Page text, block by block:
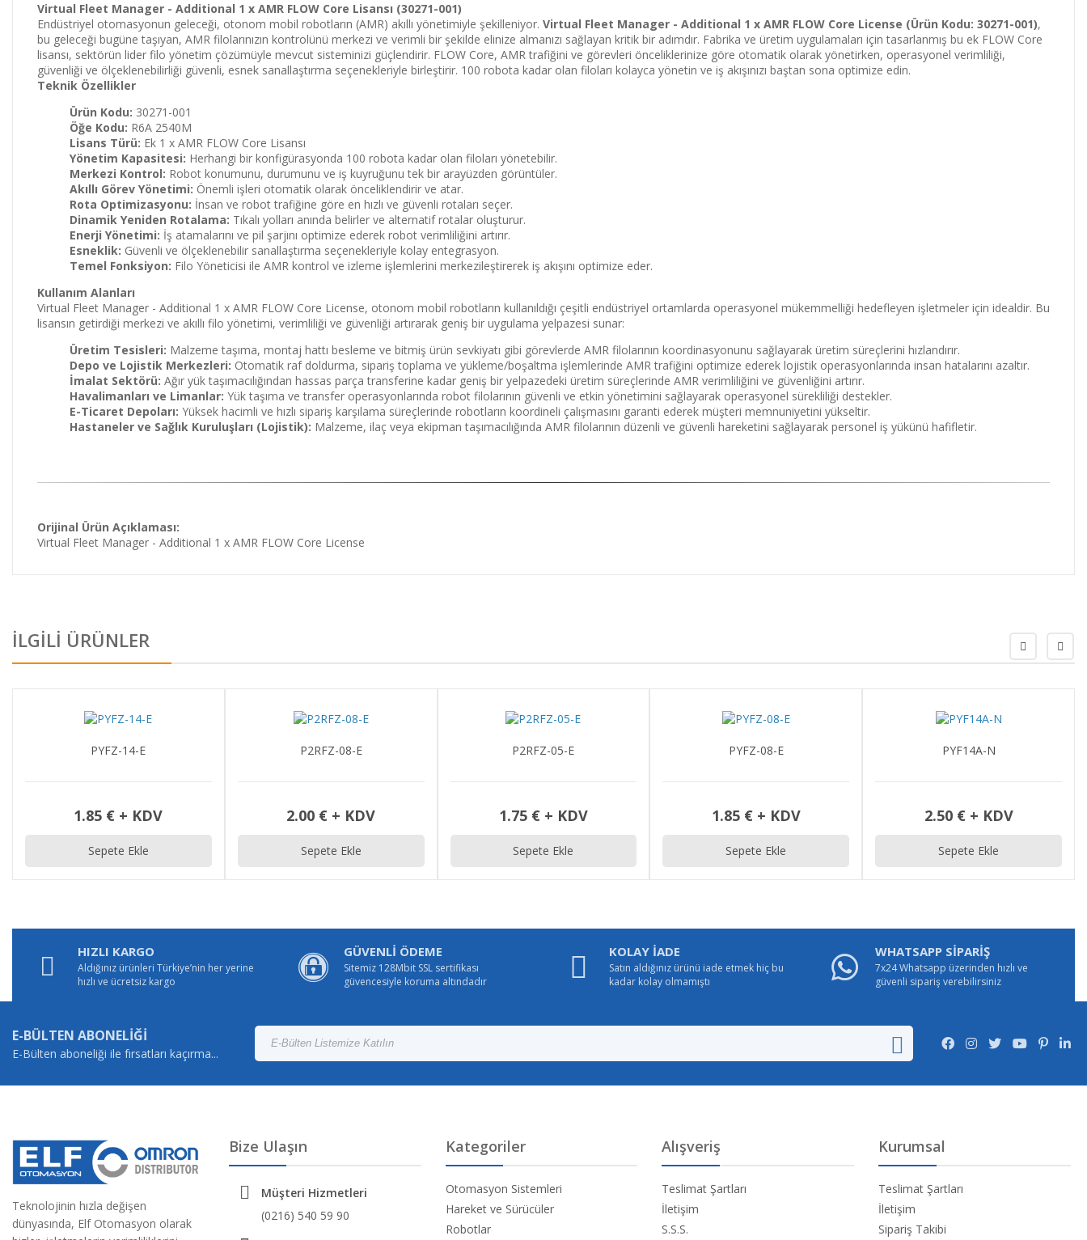
Virtual Fleet Manager - Additional 1 x AMR FLOW Core Lisansı (30271-001)
Endüstriyel otomasyonun geleceği, otonom mobil robotların (AMR) akıllı yönetimiyle şekilleniyor. Virtual Fleet Manager - Additional 1 x AMR FLOW Core License (Ürün Kodu: 30271-001),
bu geleceği bugüne taşıyan, AMR filolarınızın kontrolünü merkezi ve verimli bir şekilde elinize almanızı sağlayan kritik bir adımdır. Fabrika ve üretim uygulamaları için tasarlanmış bu ek FLOW Core
lisansı, sektörün lider filo yönetim çözümüyle mevcut sisteminizi güçlendirir. FLOW Core, AMR trafiğini ve görevleri önceliklerinize göre otomatik olarak yönetirken, operasyonel verimliliği,
güvenliği ve ölçeklenebilirliği güvenli, esnek sanallaştırma seçenekleriyle birleştirir. 100 robota kadar olan filoları kolayca yönetin ve iş akışınızı baştan sona optimize edin.
Teknik Özellikler
Ürün Kodu: 30271-001
Öğe Kodu: R6A 2540M
Lisans Türü: Ek 1 x AMR FLOW Core Lisansı
Yönetim Kapasitesi: Herhangi bir konfigürasyonda 100 robota kadar olan filoları yönetebilir.
Merkezi Kontrol: Robot konumunu, durumunu ve iş kuyruğunu tek bir arayüzden görüntüler.
Akıllı Görev Yönetimi: Önemli işleri otomatik olarak önceliklendirir ve atar.
Rota Optimizasyonu: İnsan ve robot trafiğine göre en hızlı ve güvenli rotaları seçer.
Dinamik Yeniden Rotalama: Tıkalı yolları anında belirler ve alternatif rotalar oluşturur.
Enerji Yönetimi: İş atamalarını ve pil şarjını optimize ederek robot verimliliğini artırır.
Esneklik: Güvenli ve ölçeklenebilir sanallaştırma seçenekleriyle kolay entegrasyon.
Temel Fonksiyon: Filo Yöneticisi ile AMR kontrol ve izleme işlemlerini merkezileştirerek iş akışını optimize eder.
Kullanım Alanları
Virtual Fleet Manager - Additional 1 x AMR FLOW Core License, otonom mobil robotların kullanıldığı çeşitli endüstriyel ortamlarda operasyonel mükemmelliği hedefleyen işletmeler için idealdir. Bu
lisansın getirdiği merkezi ve akıllı filo yönetimi, verimliliği ve güvenliği artırarak geniş bir uygulama yelpazesi sunar:
Üretim Tesisleri: Malzeme taşıma, montaj hattı besleme ve bitmiş ürün sevkiyatı gibi görevlerde AMR filolarının koordinasyonunu sağlayarak üretim süreçlerini hızlandırır.
Depo ve Lojistik Merkezleri: Otomatik raf doldurma, sipariş toplama ve yükleme/boşaltma işlemlerinde AMR trafiğini optimize ederek lojistik operasyonlarında insan hatalarını azaltır.
İmalat Sektörü: Ağır yük taşımacılığından hassas parça transferine kadar geniş bir yelpazedeki üretim süreçlerinde AMR verimliliğini ve güvenliğini artırır.
Havalimanları ve Limanlar: Yük taşıma ve transfer operasyonlarında robot filolarının güvenli ve etkin yönetimini sağlayarak operasyonel sürekliliği destekler.
E-Ticaret Depoları: Yüksek hacimli ve hızlı sipariş karşılama süreçlerinde robotların koordineli çalışmasını garanti ederek müşteri memnuniyetini yükseltir.
Hastaneler ve Sağlık Kuruluşları (Lojistik): Malzeme, ilaç veya ekipman taşımacılığında AMR filolarının düzenli ve güvenli hareketini sağlayarak personel iş yükünü hafifletir.
Orijinal Ürün Açıklaması:
Virtual Fleet Manager - Additional 1 x AMR FLOW Core License
İLGİLİ ÜRÜNLER
P2RFZ-08-E
2.00 € + KDV
Sepete Ekle
P2RFZ-05-E
1.75 € + KDV
Sepete Ekle
PYFZ-08-E
1.85 € + KDV
Sepete Ekle
PYF14A-N
2.50 € + KDV
Sepete Ekle
E39-R1S
2.00 € + KDV
Sepete Ekle
HIZLI KARGO
Aldığınız ürünleri Türkiye’nin her yerine
hızlı ve ücretsiz kargo
GÜVENLİ ÖDEME
Sitemiz 128Mbit SSL sertifikası
güvencesiyle koruma altındadır
KOLAY İADE
Satın aldığınız ürünü iade etmek hiç bu
kadar kolay olmamıştı
WHATSAPP SİPARİŞ
7x24 Whatsapp üzerinden hızlı ve
güvenli sipariş verebilirsiniz
E-BÜLTEN ABONELİĞİ
E-Bülten aboneliği ile fırsatları kaçırma...
Teknolojinin hızla değişen
dünyasında, Elf Otomasyon olarak
Bize Ulaşın
Müşteri Hizmetleri
(0216) 540 59 90
Kategoriler
Otomasyon Sistemleri
Hareket ve Sürücüler
Robotlar
Alışveriş
Teslimat Şartları
İletişim
S.S.S.
Kurumsal
Teslimat Şartları
İletişim
Sipariş Takibi